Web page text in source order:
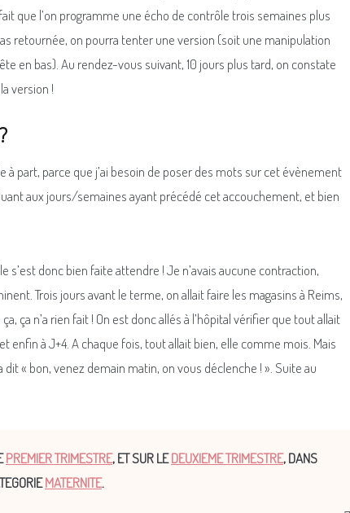
que l’on programme une écho de contrôle trois semaines plus
retournée, on pourra tenter une version (soit une manipulation
en bas). Au rendez-vous suivant, 10 jours plus tard, on constate
version !
part, parce que j’ai besoin de poser des mots sur cet évènement
aux jours/semaines ayant précédé cet accouchement, et bien
donc bien faite attendre ! Je n’avais aucune contraction,
Trois jours avant le terme, on allait faire les magasins à Reims,
ça n’a rien fait ! On est donc allés à l’hôpital vérifier que tout allait
enfin à J+4. A chaque fois, tout allait bien, elle comme mois. Mais
« bon, venez demain matin, on vous déclenche ! ». Suite au
PREMIER TRIMESTRE, ET SUR LEDEUXIEME TRIMESTRE, DANS
MATERNITE.